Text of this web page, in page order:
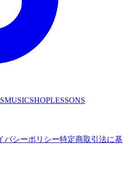
MUSICSHOPLESSONS
バシーポリシー特定商取引法に基